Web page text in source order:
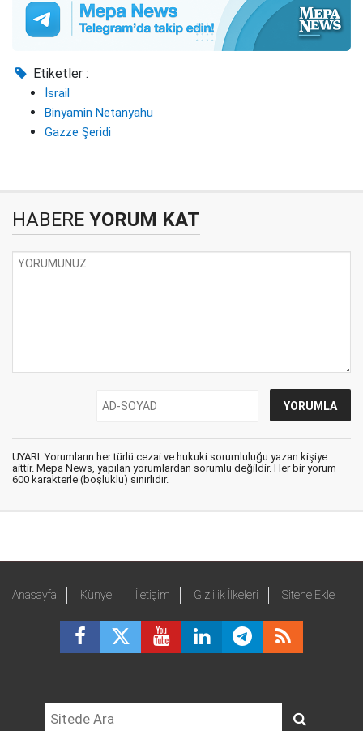
Etiketler :
İsrail
Binyamin Netanyahu
Gazze Şeridi
HABERE YORUM KAT
UYARI: Yorumların her türlü cezai ve hukuki sorumluluğu yazan kişiye
aittir. Mepa News, yapılan yorumlardan sorumlu değildir. Her bir yorum
600 karakterle (boşluklu) sınırlıdır.
Anasayfa Künye İletişim Gizlilik İlkeleri Sitene Ekle